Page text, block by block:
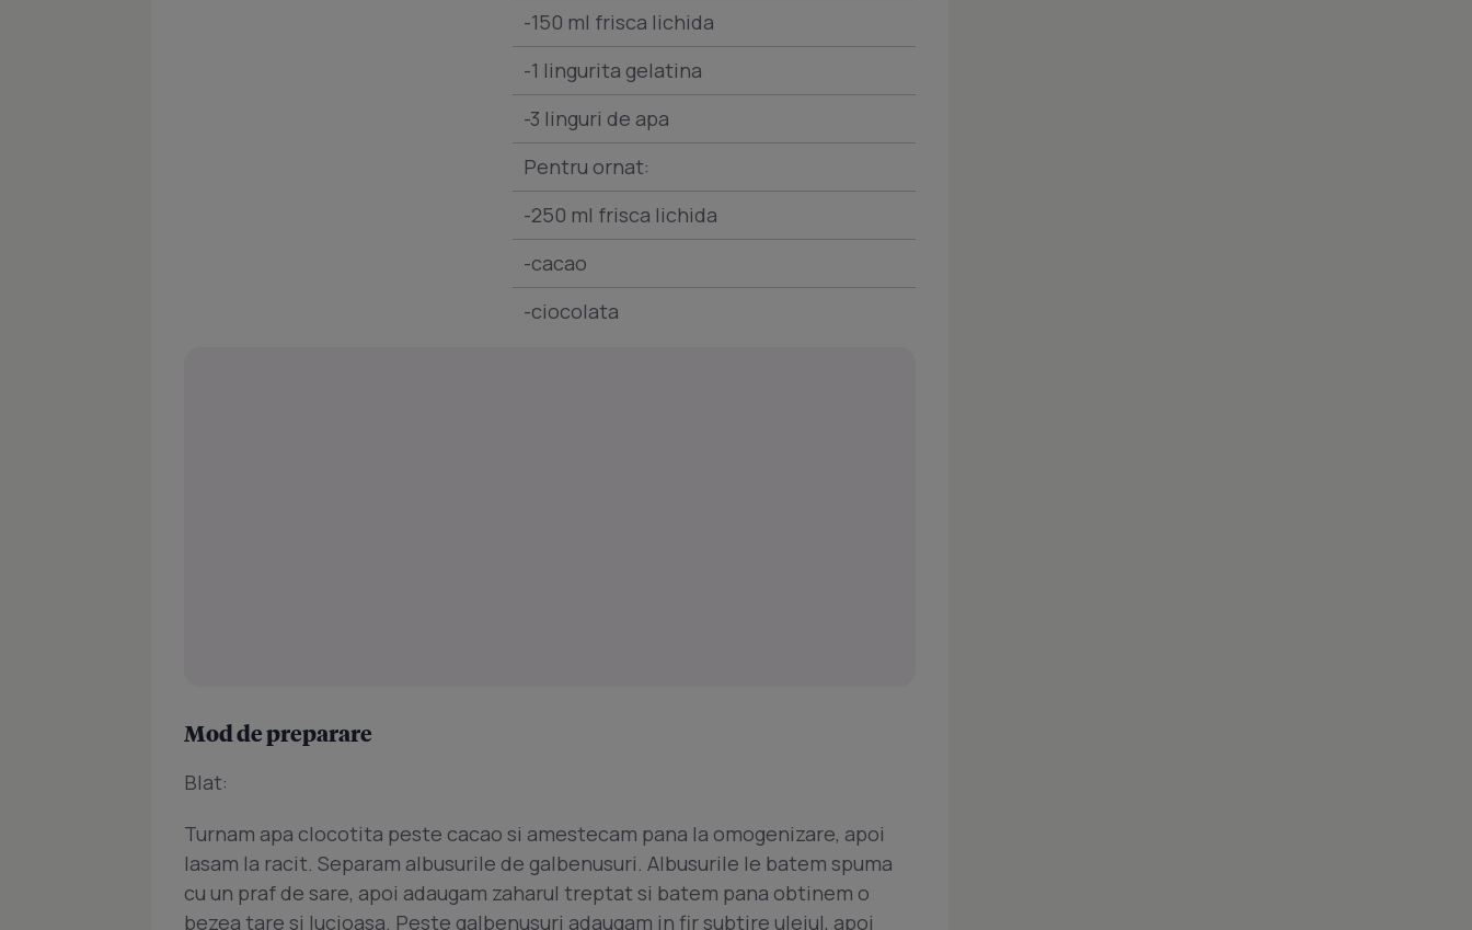
-150 ml frisca lichida
-1 lingurita gelatina
-3 linguri de apa
Pentru ornat:
-250 ml frisca lichida
-cacao
-ciocolata
Mod de preparare
Blat:
Turnam apa clocotita peste cacao si amestecam pana la omogenizare, apoi
lasam la racit. Separam albusurile de galbenusuri. Albusurile le batem spuma
cu un praf de sare, apoi adaugam zaharul treptat si batem pana obtinem o
bezea tare si lucioasa. Peste galbenusuri adaugam in fir subtire uleiul, apoi